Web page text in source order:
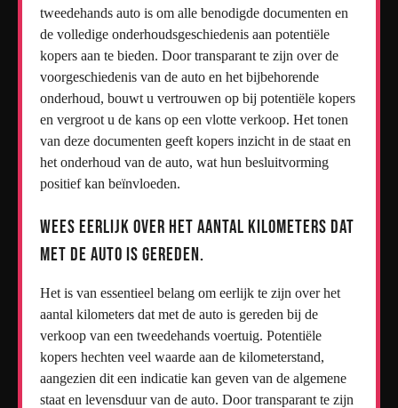
tweedehands auto is om alle benodigde documenten en
de volledige onderhoudsgeschiedenis aan potentiële
kopers aan te bieden. Door transparant te zijn over de
voorgeschiedenis van de auto en het bijbehorende
onderhoud, bouwt u vertrouwen op bij potentiële kopers
en vergroot u de kans op een vlotte verkoop. Het tonen
van deze documenten geeft kopers inzicht in de staat en
het onderhoud van de auto, wat hun besluitvorming
positief kan beïnvloeden.
Wees eerlijk over het aantal kilometers dat
met de auto is gereden.
Het is van essentieel belang om eerlijk te zijn over het
aantal kilometers dat met de auto is gereden bij de
verkoop van een tweedehands voertuig. Potentiële
kopers hechten veel waarde aan de kilometerstand,
aangezien dit een indicatie kan geven van de algemene
staat en levensduur van de auto. Door transparant te zijn